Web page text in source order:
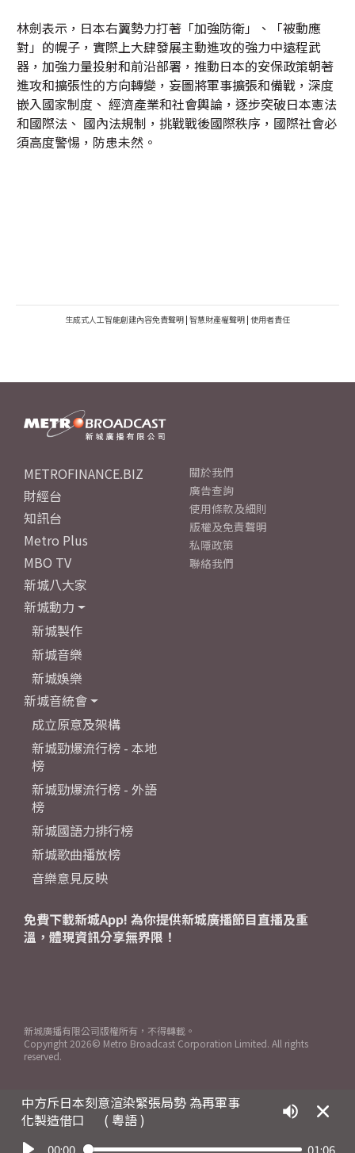
林劍表示，日本右翼勢力打著「加強防衛」、「被動應
對」的幌子，實際上大肆發展主動進攻的強力中遠程武
器，加強力量投射和前沿部署，推動日本的安保政策朝著
進攻和擴張性的方向轉變，妄圖將軍事擴張和備戰，深度
嵌入國家制度、 經濟產業和社會輿論，逐步突破日本憲法
和國際法、 國內法規制，挑戰戰後國際秩序，國際社會必
須高度警惕，防患未然。
生成式人工智能創建內容免責聲明 | 智慧財產權聲明 | 使用者責任
中方斥日本刻意渲染緊張局勢 為再軍事
化製造借口
( 粵語 )
00:00 01:06
METROFINANCE.BIZ
財經台
知訊台
Metro Plus
MBO TV
新城八大家
新城動力
新城製作
新城音樂
新城娛樂
新城音統會
成立原意及架構
新城勁爆流行榜 - 本地
榜
新城勁爆流行榜 - 外語
榜
新城國語力排行榜
新城歌曲播放榜
音樂意見反映
關於我們
廣告查詢
使用條款及細則
版權及免責聲明
私隱政策
聯絡我們
免費下載新城App! 為你提供新城廣播節目直播及重
溫，體現資訊分享無界限！
新城廣播有限公司版權所有，不得轉載。
Copyright 2026© Metro Broadcast Corporation Limited. All rights
reserved.